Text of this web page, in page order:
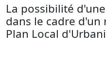
La possibilité
dans le cadre d'un
Plan Local